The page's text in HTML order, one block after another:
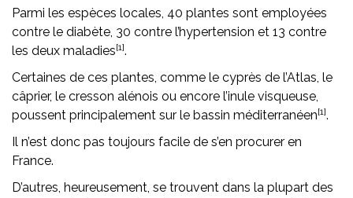
Parmi les espèces locales, 40 plantes sont employées
contre le diabète, 30 contre l’hypertension et 13 contre
les deux maladies[1].
Certaines de ces plantes, comme le cyprès de l’Atlas, le
câprier, le cresson alénois ou encore l’inule visqueuse,
poussent principalement sur le bassin méditerranéen[1].
Il n’est donc pas toujours facile de s’en procurer en
France.
D’autres, heureusement, se trouvent dans la plupart des